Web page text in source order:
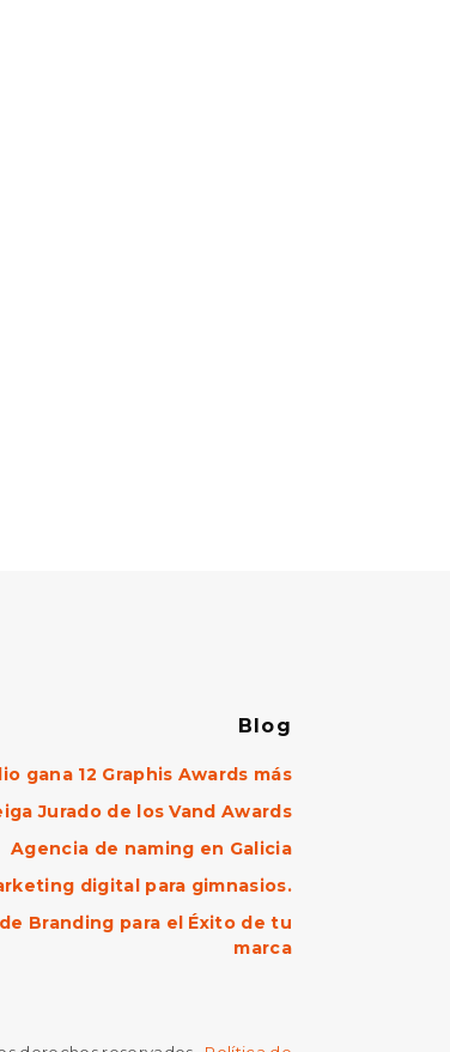
Blog
gana 12 Graphis Awards más
Jurado de los Vand Awards
Agencia de naming en Galicia
digital para gimnasios.
Branding para el Éxito de tu
marca